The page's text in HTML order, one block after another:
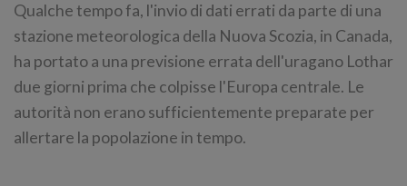
Qualche tempo fa, l'invio di dati errati da parte di una
stazione meteorologica della Nuova Scozia, in Canada,
ha portato a una previsione errata dell'uragano Lothar
due giorni prima che colpisse l'Europa centrale. Le
autorità non erano sufficientemente preparate per
allertare la popolazione in tempo.